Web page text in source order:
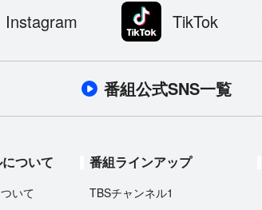
Instagram TikTok
番組公式SNS一覧
ついて
いて
番組ラインアップ
TBSチャンネル1